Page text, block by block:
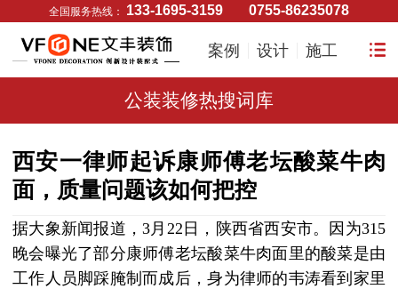
全国服务热线： 133-1695-3159 0755-86235078
案例 设计 施工
公装装修热搜词库
西安一律师起诉康师傅老坛酸菜牛肉
面，质量问题该如何把控
据大象新闻报道，3月22日，陕西省西安市。因为315
晚会曝光了部分康师傅老坛酸菜牛肉面里的酸菜是由
工作人员脚踩腌制而成后，身为律师的韦涛看到家里